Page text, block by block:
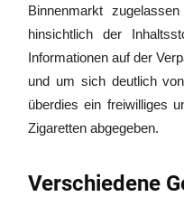
Binnenmarkt
hinsichtlich der
Informationen auf der
und um sich deutlich
überdies ein freiwilliges
Zigaretten abgegeben.
Verschiedene